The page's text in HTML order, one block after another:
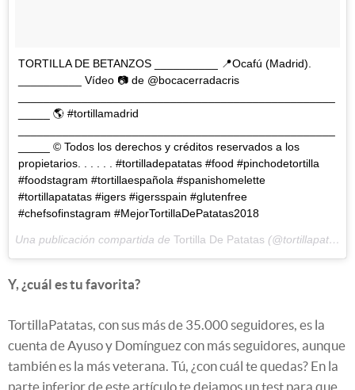
TORTILLA DE BETANZOS __________ 📍Ocafú (Madrid).
__________ Vídeo 📷 de @bocacerradacris
_____ 🌎 #tortillamadrid
_____ © Todos los derechos y créditos reservados a los
propietarios. . . . . . #tortilladepatatas #food #pinchodetortilla
#foodstagram #tortillaespañola #spanishomelette
#tortillapatatas #igers #igersspain #glutenfree
#chefsofinstagram #MejorTortillaDePatatas2018
Una publicación compartida de Tortilla De Patatas (@tortillapatatas) el
Y, ¿cuál es tu favorita?
TortillaPatatas, con sus más de 35.000 seguidores, es la
cuenta de Ayuso y Domínguez con más seguidores, aunque
también es la más veterana. Tú, ¿con cuál te quedas? En la
parte inferior de este artículo te dejamos un test para que